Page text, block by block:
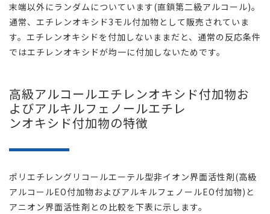
末端以外にランダムについています(直鎖第二級アルコール)。
通常、エチレンオキシド3モル付加物として販売されていま
す。エチレンオキシドを付加しないままだと、通常の反応条件
ではエチレンオキシドが均一に付加しないためです。
高級アルコールエチレンオキシド付加物お
よびアルキルフェノールエチレ
ンオキシド付加物の特徴
ポリエチレングリコールエーテル型非イオン界面活性剤(高級
アルコールEO付加物およびアルキルフェノールEO付加物)と
アニオン界面活性剤との比較を下表に示します。